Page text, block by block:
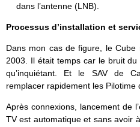
dans l’antenne (LNB).
Processus d’installation et
Dans mon cas de figure, le Cube
2003. Il était temps car le bruit
qu’inquiétant. Et le SAV de
remplacer rapidement les Pilotime
Après connexions, lancement de
TV est automatique et sans avoir